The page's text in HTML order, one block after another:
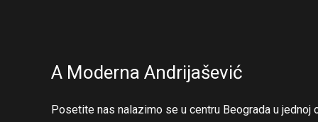
A Moderna Andrijašević
Posetite nas nalazimo se u centru Beograda u jednoj